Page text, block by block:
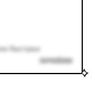
быстрых
подробнее